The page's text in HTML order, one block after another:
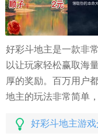
好彩斗地主是一款非
以让玩家轻松赢取海
厚的奖励。百万用户
地主的玩法非常简单
好彩斗地主游戏